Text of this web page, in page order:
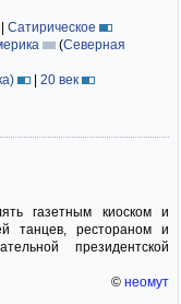
| Сатирическое
(Северная
| 20 век
газетным киоском и
танцев, рестораном и
президентской
© неомут